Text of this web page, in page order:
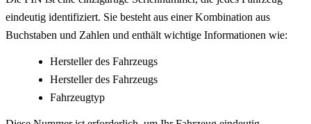
eindeutig identifiziert. Sie besteht aus einer Kombination aus
Buchstaben und Zahlen und enthält wichtige Informationen wie:
Hersteller des Fahrzeugs
Hersteller des Fahrzeugs
Fahrzeugtyp